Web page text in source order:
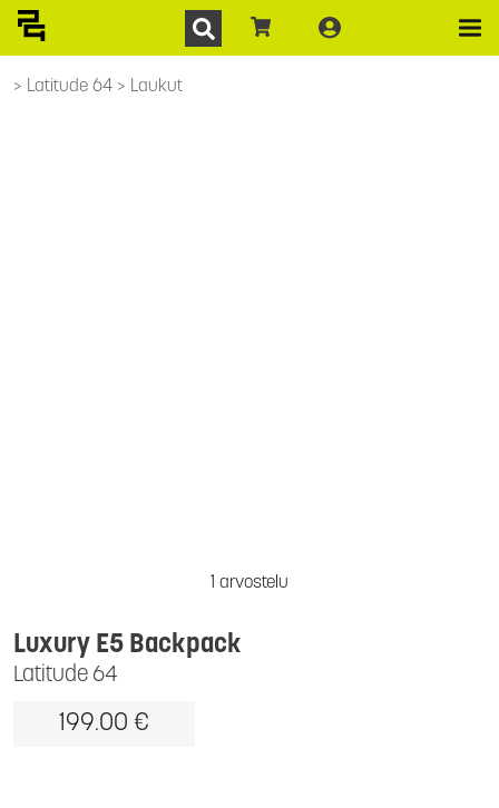
Latitude 64 Laukut
1 arvostelu
Latitude 64
Luxury E5 Backpack
199.00 €